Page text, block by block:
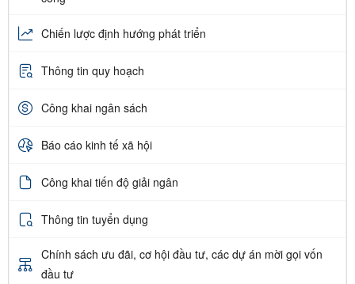
Chiến lược định hướng phát triển
Thông tin quy hoạch
Công khai ngân sách
Báo cáo kinh tế xã hội
Công khai tiến độ giải ngân
Thông tin tuyển dụng
Chính sách ưu đãi, cơ hội đầu tư, các dự án mời gọi vốn
đầu tư